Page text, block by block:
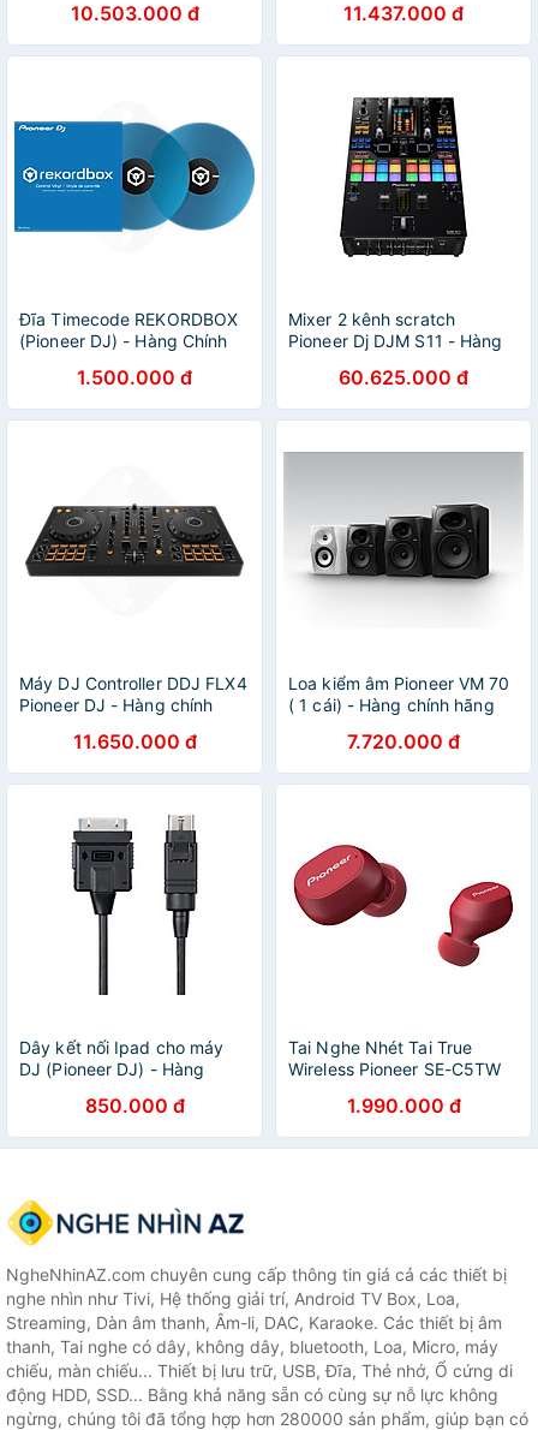
10.503.000 đ 11.437.000 đ
Đĩa Timecode REKORDBOX
(Pioneer DJ) - Hàng Chính
1.500.000 đ
Mixer 2 kênh scratch
Pioneer Dj DJM S11 - Hàng
60.625.000 đ
Máy DJ Controller DDJ FLX4
Pioneer DJ - Hàng chính
11.650.000 đ
Loa kiểm âm Pioneer VM 70
( 1 cái) - Hàng chính hãng
7.720.000 đ
Dây kết nối Ipad cho máy
DJ (Pioneer DJ) - Hàng
850.000 đ
Tai Nghe Nhét Tai True
Wireless Pioneer SE-C5TW
1.990.000 đ
NgheNhinAZ.com chuyên cung cấp thông tin giá cả các thiết bị
nghe nhìn như Tivi, Hệ thống giải trí, Android TV Box, Loa,
Streaming, Dàn âm thanh, Âm-li, DAC, Karaoke. Các thiết bị âm
thanh, Tai nghe có dây, không dây, bluetooth, Loa, Micro, máy
chiếu, màn chiếu... Thiết bị lưu trữ, USB, Đĩa, Thẻ nhớ, Ổ cứng di
động HDD, SSD... Bằng khả năng sẵn có cùng sự nỗ lực không
ngừng, chúng tôi đã tổng hợp hơn 280000 sản phẩm, giúp bạn có